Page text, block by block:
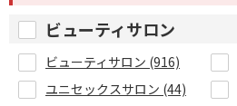
ビューティサロン
ビューティサロン (916)
ユニセックスサロン (44)